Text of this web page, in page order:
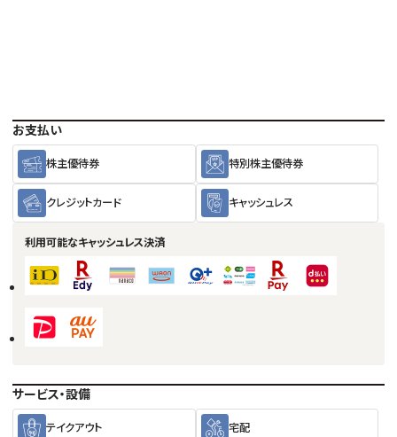
お支払い
株主優待券 特別株主優待券
クレジットカード キャッシュレス
利用可能なキャッシュレス決済
サービス・設備
テイクアウト 宅配